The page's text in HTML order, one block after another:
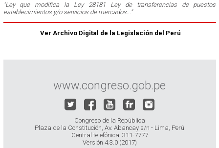
"Ley que modifica la Ley 28181 Ley de transferencias de puestos
establecimientos y/o servicios de mercados..."
Ver Archivo Digital de la Legislación del Perú
www.congreso.gob.pe
Congreso de la República
Plaza de la Constitución, Av. Abancay s/n - Lima, Perú
Central telefónica: 311-7777
Versión 4.3.0 (2017)